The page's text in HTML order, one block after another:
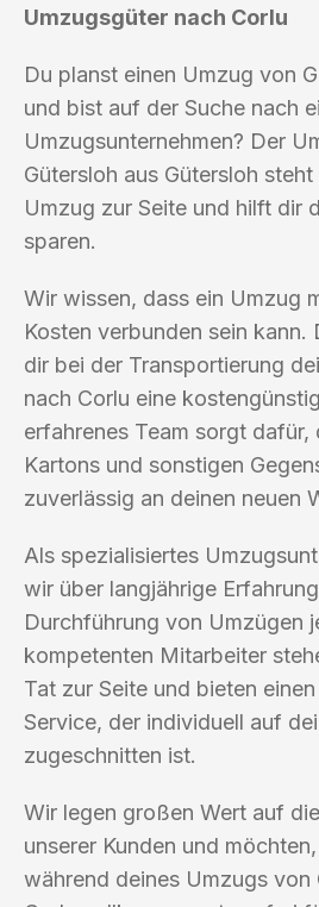
Umzugsgüter nach Corlu
Du planst einen Umzug von
und bist auf der Suche nach
Umzugsunternehmen? Der
Gütersloh aus Gütersloh
Umzug zur Seite und hilft dir
sparen.
Wir wissen, dass ein Umzug
Kosten verbunden sein kann.
dir bei der Transportierung
nach Corlu eine
erfahrenes Team sorgt dafür,
Kartons und sonstigen
zuverlässig an deinen neuen
Als spezialisiertes
wir über langjährige
Durchführung von Umzügen
kompetenten Mitarbeiter
Tat zur Seite und bieten
Service, der individuell auf
zugeschnitten ist.
Wir legen großen Wert auf
unserer Kunden und
während deines Umzugs von